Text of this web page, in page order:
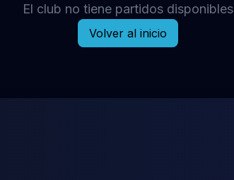
El club no tiene partidos disponibles
Volver al inicio